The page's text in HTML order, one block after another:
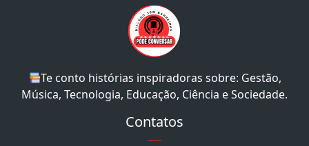
Te conto histórias inspiradoras sobre: Gestão,
Música, Tecnologia, Educação, Ciência e Sociedade.
Contatos